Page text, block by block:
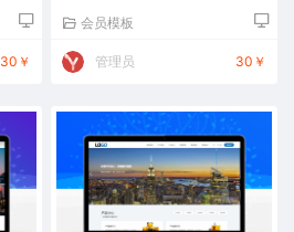
30￥
会员模板
管理员 30￥